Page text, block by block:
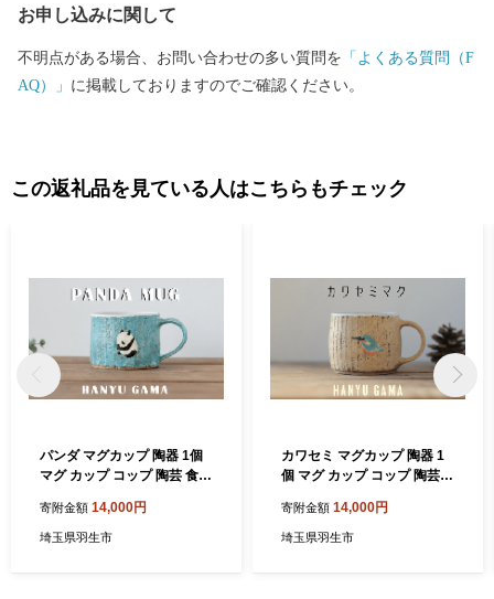
お申し込みに関して
不明点がある場合、お問い合わせの多い質問を 「よくある質問（F
AQ）」 に掲載しておりますのでご確認ください。
この返礼品を見ている人はこちらもチェック
パンダ マグカップ 陶器 1個
マグ カップ コップ 陶芸 食器
オリジナル かわいい オシャ
レ 贈り物 プレゼント 贈呈用
寄附金額 14,000円
埼玉県羽生市
カワセミ マグカップ 陶器 1
個 マグ カップ コップ 陶芸
イド オリジナル かわいい オ
シャレ 贈り物 プレゼント 贈
寄附金額 14,000円
埼玉県羽生市